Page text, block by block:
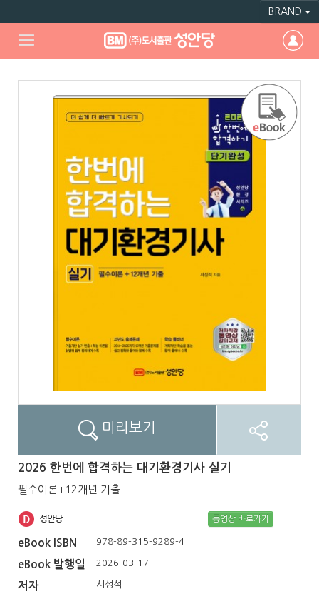
BRAND
미리보기
2026 한번에 합격하는 대기환경기사 실기
필수이론+12개년 기출
동영상 바로가기
eBook ISBN 978-89-315-9289-4
eBook 발행일 2026-03-17
저자 서성석